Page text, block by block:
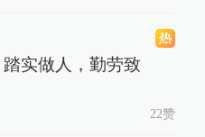
实做人，勤劳致
22赞